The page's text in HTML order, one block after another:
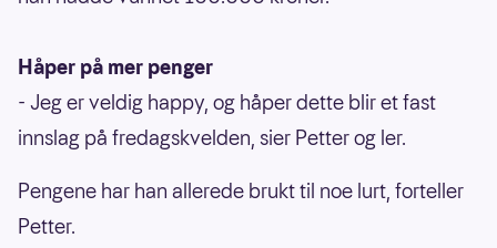
Håper på mer penger
- Jeg er veldig happy, og håper dette blir et fast
innslag på fredagskvelden, sier Petter og ler.
Pengene har han allerede brukt til noe lurt, forteller
Petter.